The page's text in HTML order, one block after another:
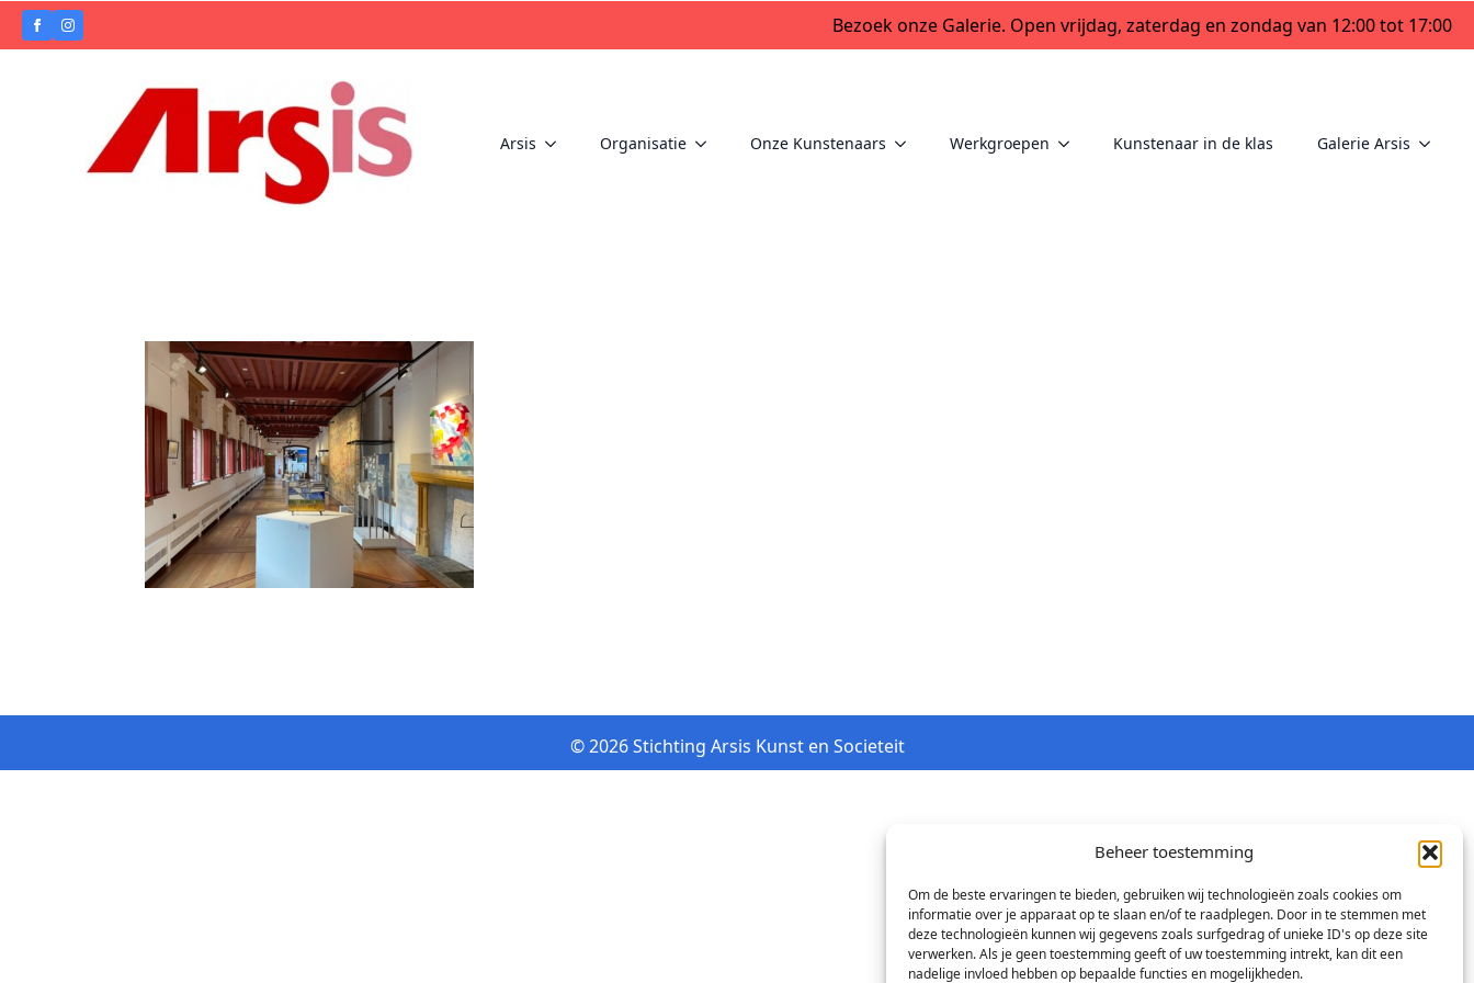
Beheer toestemming
Om de beste ervaringen te bieden, gebruiken wij technologieën zoals cookies om
informatie over je apparaat op te slaan en/of te raadplegen. Door in te stemmen met
deze technologieën kunnen wij gegevens zoals surfgedrag of unieke ID's op deze site
verwerken. Als je geen toestemming geeft of uw toestemming intrekt, kan dit een
nadelige invloed hebben op bepaalde functies en mogelijkheden.
Bezoek onze Galerie. Open vrijdag, zaterdag en zondag van 12:00 tot 17:00
Arsis Organisatie Onze Kunstenaars Werkgroepen Kunstenaar in de klas Galerie Arsis
© 2026 Stichting Arsis Kunst en Societeit